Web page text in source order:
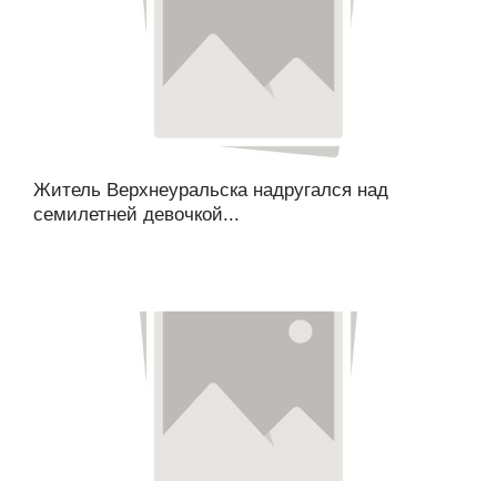
Житель Верхнеуральска надругался над
семилетней девочкой...